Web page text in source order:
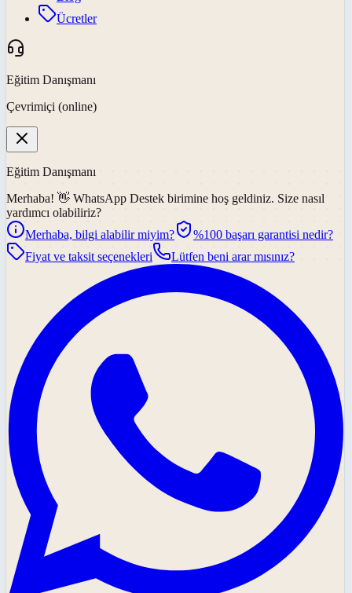
Ücretler
Eğitim Danışmanı
Çevrimiçi (online)
Eğitim Danışmanı
Merhaba! 👋 WhatsApp Destek birimine hoş geldiniz. Size nasıl
yardımcı olabiliriz?
Merhaba, bilgi alabilir miyim?
%100 başarı garantisi nedir?
Fiyat ve taksit seçenekleri
Lütfen beni arar mısınız?